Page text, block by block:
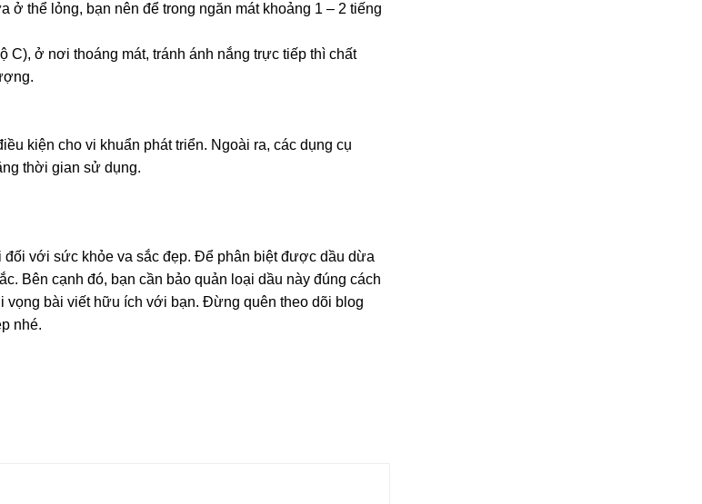
thể lỏng, bạn nên để trong ngăn mát khoảng 1 – 2 tiếng
C), ở nơi thoáng mát, tránh ánh nắng trực tiếp thì chất
kiện cho vi khuẩn phát triển. Ngoài ra, các dụng cụ
thời gian sử dụng.
với sức khỏe va sắc đẹp. Để phân biệt được dầu dừa
Bên cạnh đó, bạn cần bảo quản loại dầu này đúng cách
bài viết hữu ích với bạn. Đừng quên theo dõi blog
nhé.